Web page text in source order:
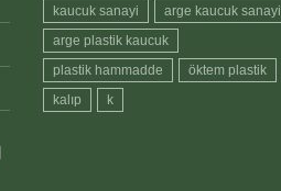
kaucuk sanayi
arge kaucuk sanayi
arge plastik kaucuk
plastik hammadde
öktem plastik
kalıp
k